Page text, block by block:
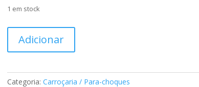
1 em stock
Friso
Lamas
Adicionar
Categoria:Carroçaria / Para-choques